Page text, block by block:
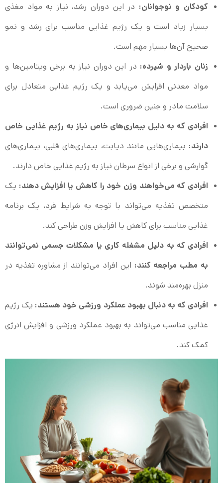
کودکان و نوجوانان:در این دوران رشد، نیاز به مواد مغذی
بسیار زیاد است و یک رژیم غذایی مناسب برای رشد و نمو
صحیح آن‌ها بسیار مهم است.
زنان باردار و شیرده:در این دوران نیاز به برخی ویتامین‌ها و
مواد معدنی افزایش می‌یابد و یک رژیم غذایی متعادل برای
سلامت مادر و جنین ضروری است.
افرادی که به دلیل بیماری‌های خاص نیاز به رژیم غذایی خاص
دارند:بیماری‌هایی مانند دیابت، بیماری‌های قلبی، بیماری‌های
گوارشی و برخی از انواع سرطان نیاز به رژیم غذایی خاص دارند.
افرادی که می‌خواهند وزن خود را کاهش یا افزایش دهند:یک
متخصص تغذیه می‌تواند با توجه به شرایط فرد، یک برنامه
غذایی مناسب برای کاهش یا افزایش وزن طراحی کند.
افرادی که به دلیل مشغله کاری یا مشکلات جسمی نمی‌توانند
به مطب مراجعه کنند:این افراد می‌توانند از مشاوره تغذیه در
منزل بهره‌مند شوند.
افرادی که به دنبال بهبود عملکرد ورزشی خود هستند:یک رژیم
غذایی مناسب می‌تواند به بهبود عملکرد ورزشی و افزایش انرژی
کمک کند.